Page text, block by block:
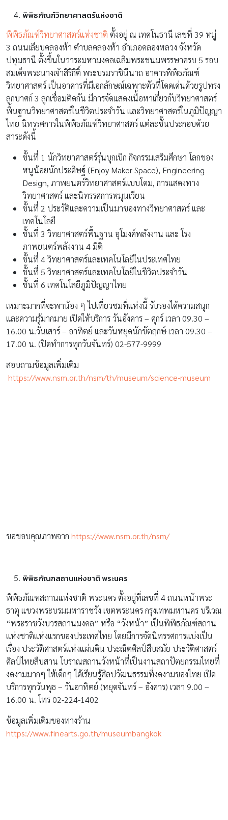
พิพิธภัณฑ์วิทยาศาสตร์แห่งชาติ
พิพิธภัณฑ์วิทยาศาสตร์แห่งชาติ ตั้งอยู่ ณ เทคโนธานี เลขที่ 39 หมู่
3 ถนนเลียบคลองห้า ตำบลคลองห้า อำเภอคลองหลวง จังหวัด
ปทุมธานี ตั้งขึ้นในวาระมหามงคลเฉลิมพระชนมพรรษาครบ 5 รอบ
สมเด็จพระนางเจ้าสิริกิติ์ พระบรมราชินีนาถ อาคารพิพิธภัณฑ์
วิทยาศาสตร์ เป็นอาคารที่มีเอกลักษณ์เฉพาะตัวที่โดดเด่นด้วยรูปทรง
ลูกบาศก์ 3 ลูกเชื่อมติดกัน มีการจัดแสดงเนื้อหาเกี่ยวกับวิทยาศาสตร์
พื้นฐานวิทยาศาสตร์ในชีวิตประจำวัน และวิทยาศาสตร์ในภูมิปัญญา
ไทย นิทรรศการในพิพิธภัณฑ์วิทยาศาสตร์ แต่ละชั้นประกอบด้วย
สาระดังนี้
ชั้นที่ 1 นักวิทยาศาสตร์รุ่นบุกเบิก กิจกรรมเสริมศึกษา โลกของ
หนูน้อยนักประดิษฐ์ (Enjoy Maker Space), Engineering
Design, ภาพยนตร์วิทยาศาสตร์แบบโดม, การแสดงทาง
วิทยาศาสตร์ และนิทรรศการหมุนเวียน
ชั้นที่ 2 ประวัติและความเป็นมาของทางวิทยาศาสตร์ และ
เทคโนโลยี
ชั้นที่ 3 วิทยาศาสตร์พื้นฐาน อุโมงค์พลังงาน และ โรง
ภาพยนตร์พลังงาน 4 มิติ
ชั้นที่ 4 วิทยาศาสตร์และเทคโนโลยีในประเทศไทย
ชั้นที่ 5 วิทยาศาสตร์และเทคโนโลยีในชีวิตประจำวัน
ชั้นที่ 6 เทคโนโลยีภูมิปัญญาไทย
เหมาะมากที่จะพาน้อง ๆ ไปเที่ยวชมที่แห่งนี้ รับรองได้ความสนุก
และความรู้มากมาย เปิดให้บริการ วันอังคาร – ศุกร์ เวลา 09.30 –
16.00 น.วันเสาร์ – อาทิตย์ และวันหยุดนักขัตฤกษ์ เวลา 09.30 –
17.00 น. (ปิดทำการทุกวันจันทร์) 02-577-9999
สอบถามข้อมูลเพิ่มเติม
https://www.nsm.or.th/nsm/th/museum/science-museum
ขอขอบคุณภาพจาก https://www.nsm.or.th/nsm/
พิพิธภัณฑสถานแห่งชาติ พระนคร
พิพิธภัณฑสถานแห่งชาติ พระนคร ตั้งอยู่ที่เลขที่ 4 ถนนหน้าพระ
ธาตุ แขวงพระบรมมหาราชวัง เขตพระนคร กรุงเทพมหานคร บริเวณ
“พระราชวังบวรสถานมงคล” หรือ “วังหน้า” เป็นพิพิธภัณฑ์สถาน
แห่งชาติแห่งแรกของประเทศไทย โดยมีการจัดนิทรรศการแบ่งเป็น
เรื่อง ประวัติศาสตร์แห่งแผ่นดิน ประณีตศิลป์สืบสมัย ประวัติศาสตร์
ศิลป์ไทยสืบสาน โบราณสถานวังหน้าที่เป็นงานสถาปัตยกรรมไทยที่
งดงามมากๆ ให้เด็กๆ ได้เรียนรู้ศิลปวัฒนธรรมที่งดงามของไทย เปิด
บริการทุกวันพุธ – วันอาทิตย์ (หยุดจันทร์ – อังคาร) เวลา 9.00 –
16.00 น. โทร 02-224-1402
ข้อมูลเพิ่มเติมของทางร้าน
https://www.finearts.go.th/museumbangkok